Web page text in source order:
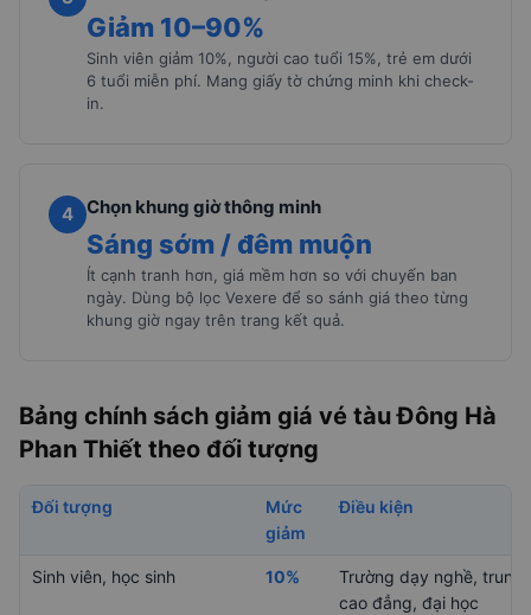
Giảm 10–90%
Sinh viên giảm 10%, người cao tuổi 15%, trẻ em dưới
6 tuổi miễn phí. Mang giấy tờ chứng minh khi check-
in.
4 Chọn khung giờ thông minh
Sáng sớm / đêm muộn
Ít cạnh tranh hơn, giá mềm hơn so với chuyến ban
ngày. Dùng bộ lọc Vexere để so sánh giá theo từng
khung giờ ngay trên trang kết quả.
Bảng chính sách giảm giá vé tàu Đông Hà
Phan Thiết theo đối tượng
Đối tượng
Mức
giảm
Điều kiện
Sinh viên, học sinh 10%
Trường dạy nghề, trung
cao đẳng, đại học